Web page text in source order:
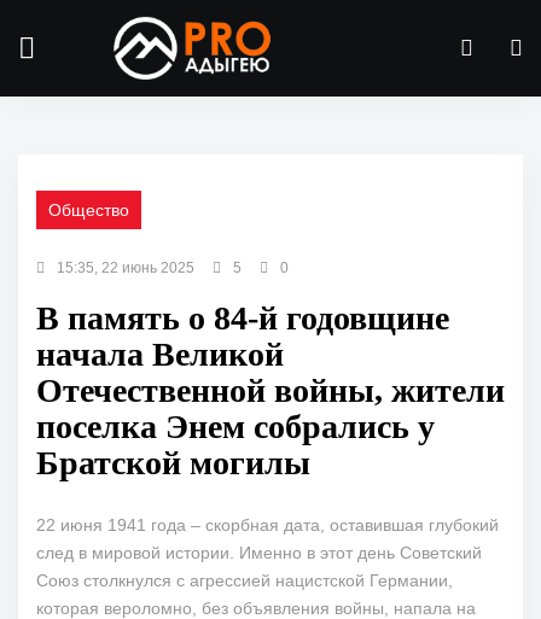
Общество
15:35, 22 июнь 2025 5 0
В память о 84-й годовщине
начала Великой
Отечественной войны, жители
поселка Энем собрались у
Братской могилы
22 июня 1941 года – скорбная дата, оставившая глубокий
след в мировой истории. Именно в этот день Советский
Союз столкнулся с агрессией нацистской Германии,
которая вероломно, без объявления войны, напала на